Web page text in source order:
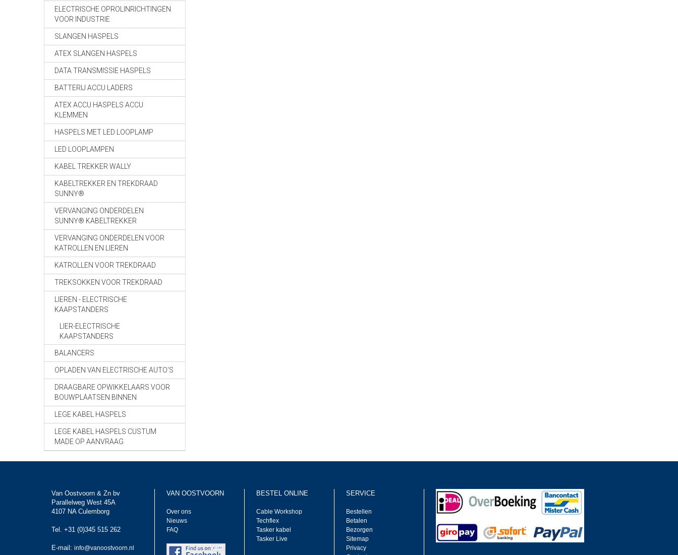
ELECTRISCHE OPROLINRICHTINGEN
VOOR INDUSTRIE
SLANGEN HASPELS
ATEX SLANGEN HASPELS
DATA TRANSMISSIE HASPELS
BATTERIJ ACCU LADERS
ATEX ACCU HASPELS ACCU
KLEMMEN
HASPELS MET LED LOOPLAMP
LED LOOPLAMPEN
KABEL TREKKER WALLY
KABELTREKKER EN TREKDRAAD
SUNNY®
VERVANGING ONDERDELEN
SUNNY® KABELTREKKER
VERVANGING ONDERDELEN VOOR
KATROLLEN EN LIEREN
KATROLLEN VOOR TREKDRAAD
TREKSOKKEN VOOR TREKDRAAD
LIEREN - ELECTRISCHE
KAAPSTANDERS
LIER-ELECTRISCHE
KAAPSTANDERS
BALANCERS
OPLADEN VAN ELECTRISCHE AUTO'S
DRAAGBARE OPWIKKELAARS VOOR
BOUWPLAATSEN BINNEN
LEGE KABEL HASPELS
LEGE KABEL HASPELS CUSTUM
MADE OP AANVRAAG
Van Oostvoorn & Zn bv
Parallelweg West 45A
4107 NA Culemborg
Tel. +31 (0)345 515 262
E-mail: info@vanoostvoorn.nl
VAN OOSTVOORN
Over ons
Nieuws
FAQ
BESTEL ONLINE
Cable Workshop
Techflex
Tasker kabel
Tasker Live
SERVICE
Bestellen
Betalen
Bezorgen
Sitemap
Privacy